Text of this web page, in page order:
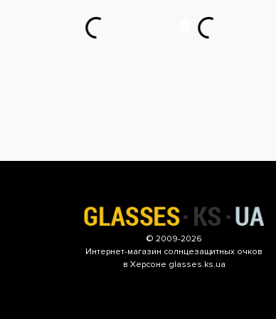
© 2009-2026
Интернет-магазин солнцезащитных очков
в Херсоне glasses.ks.ua